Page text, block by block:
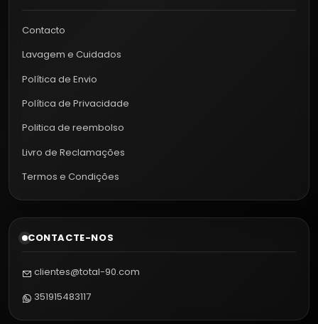
Contacto
Lavagem e Cuidados
Política de Envio
Política de Privacidade
Politica de reembolso
Livro de Reclamações
Termos e Condições
CONTACTE-NOS
clientes@total-90.com
351915483117